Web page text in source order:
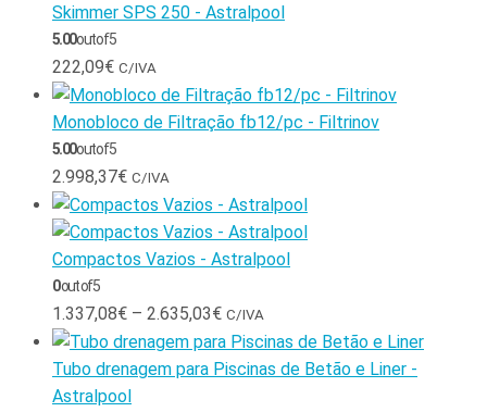
Skimmer SPS 250 - Astralpool
5.00out of 5
222,09€ C/IVA
Monobloco de Filtração fb12/pc - Filtrinov
5.00out of 5
2.998,37€ C/IVA
Compactos Vazios - Astralpool
0out of 5
1.337,08€ – 2.635,03€ C/IVA
Tubo drenagem para Piscinas de Betão e Liner -
Astralpool